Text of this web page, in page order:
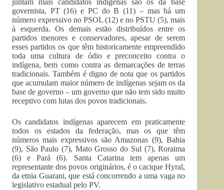
juntam mais candidatos indígenas são os da base
governista, PT (16) e PC do B (11) – mas há um
número expressivo no PSOL (12) e no PSTU (5), mais
à esquerda. Os demais estão distribuídos entre os
partidos menores e conservadores, apesar de serem
esses partidos os que têm historicamente empreendido
toda uma cultura de ódio e preconceito contra o
indígena, bem como contra as demarcações de terras
tradicionais. Também é digno de nota que os partidos
que acumulam maior número de indígenas sejam os da
base de governo – um governo que não tem sido muito
receptivo com lutas dos povos tradicionais.
Os candidatos indígenas aparecem em praticamente
todos os estados da federação, mas os que têm
números mais expressivos são Amazonas (9), Bahia
(9), São Paulo (7), Mato Grosso do Sul (7), Roraima
(6) e Pará (6). Santa Catarina tem apenas um
representante dos povos originários, é o cacique Hyral,
da etnia Guarani, que está concorrendo a uma vaga no
legislativo estadual pelo PV.